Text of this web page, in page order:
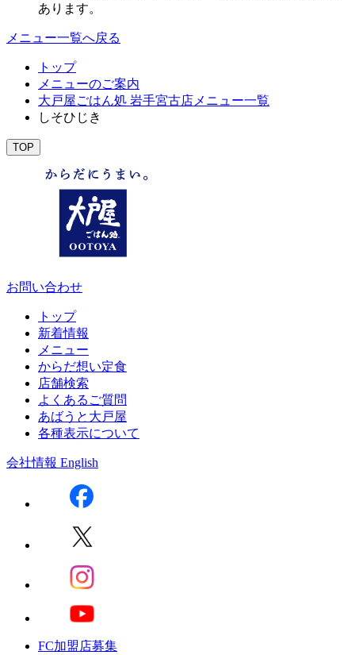
あります。
メニュー一覧へ戻る
トップ
メニューのご案内
大戸屋ごはん処 岩手宮古店メニュー一覧
しそひじき
TOP
お問い合わせ
トップ
新着情報
メニュー
からだ想い定食
店舗検索
よくあるご質問
あばうと大戸屋
各種表示について
会社情報 English
FC加盟店募集